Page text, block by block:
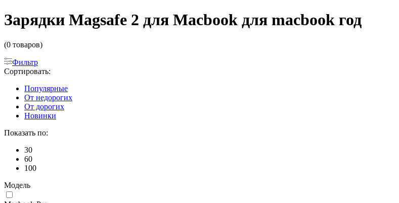
Зарядки Magsafe 2 для Macbook для macbook год
(0 товаров)
Фильтр
Сортировать:
Популярные
От недорогих
От дорогих
Новинки
Показать по:
30
60
100
Модель